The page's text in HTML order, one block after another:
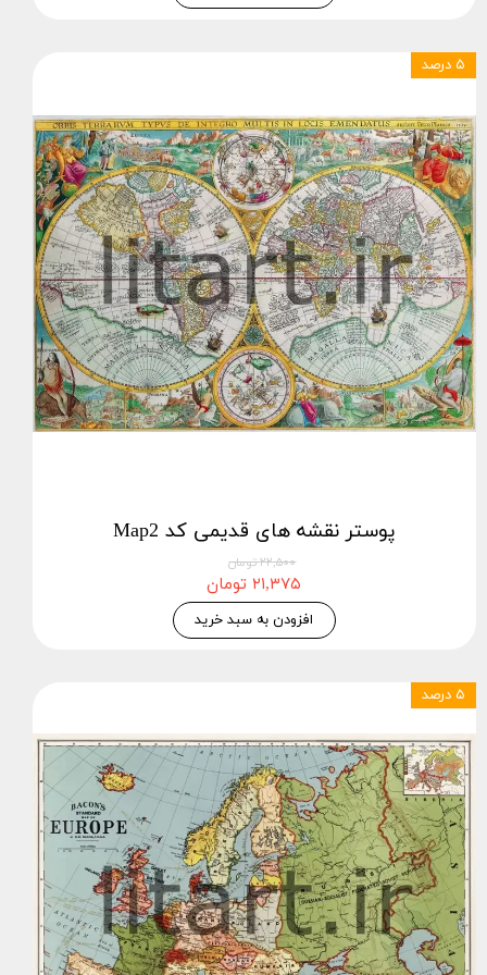
پوستر نقشه های قدیمی کد Map2
۲۲,۵۰۰ تومان
۲۱,۳۷۵ تومان
افزودن به سبد خرید
۵ درصد
۵ درصد